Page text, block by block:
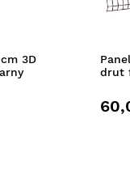
3D
drut